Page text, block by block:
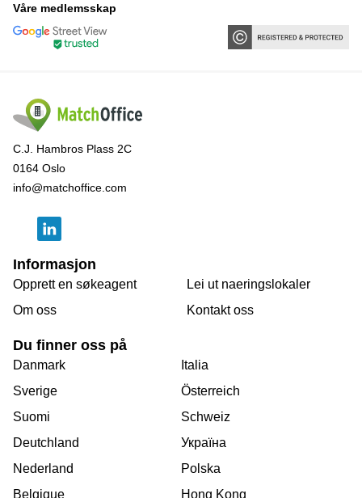
Våre medlemsskap
C.J. Hambros Plass 2C
0164 Oslo
info@matchoffice.com
Informasjon
Opprett en søkeagent
Om oss
Lei ut naeringslokaler
Kontakt oss
Du finner oss på
Danmark
Sverige
Suomi
Deutchland
Nederland
Belgique
Italia
Österreich
Schweiz
Україна
Polska
Hong Kong